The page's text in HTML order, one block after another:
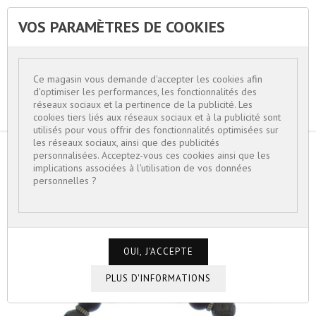
ACCUEIL
BIJOUX HOMME
BRACELET PERLES DE LAVE BRUTES ET
VOS PARAMÈTRES DE COOKIES
Ce magasin vous demande d'accepter les cookies afin
d'optimiser les performances, les fonctionnalités des
réseaux sociaux et la pertinence de la publicité. Les
cookies tiers liés aux réseaux sociaux et à la publicité sont
utilisés pour vous offrir des fonctionnalités optimisées sur
les réseaux sociaux, ainsi que des publicités
personnalisées. Acceptez-vous ces cookies ainsi que les
implications associées à l'utilisation de vos données
personnelles ?